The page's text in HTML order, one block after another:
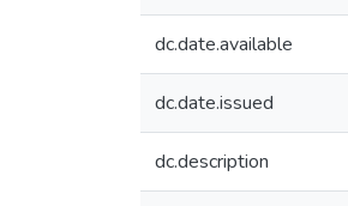
dc.date.available
dc.date.issued
dc.description